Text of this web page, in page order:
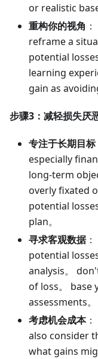
or realistic
重构你的视角
reframe a
potential
learning
gain as
步骤3：减轻损失厌
专注于长期目标
especially
long-term
overly fixated
potential
plan。
寻求客观数据
potential
analysis。
of loss。 base
assessments。
考虑机会成本
also consider
what gains